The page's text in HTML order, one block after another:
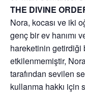
THE DIVINE
Nora, kocası ve iki
genç bir ev hanımı
hareketinin getirdiği
etkilenmemiştir,
tarafından sevilen
kullanma hakkı için